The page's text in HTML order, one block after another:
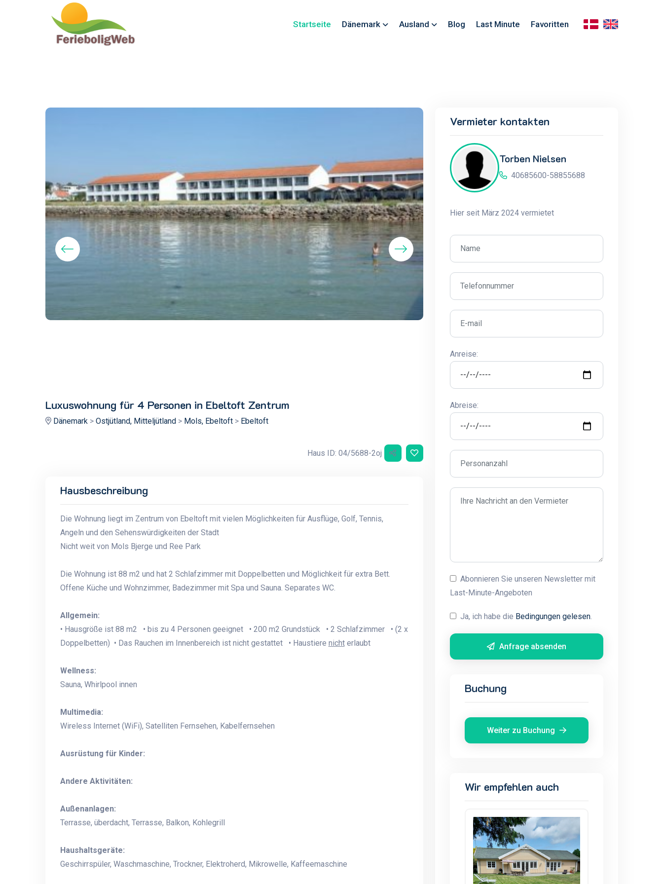
Startseite Dänemark Ausland Blog Last Minute Favoritten
Luxuswohnung für 4 Personen in Ebeltoft Zentrum
Dänemark > Ostjütland, Mitteljütland> Mols, Ebeltoft> Ebeltoft
Haus ID: 04/5688-2oj
Hausbeschreibung
Die Wohnung liegt im Zentrum von Ebeltoft mit vielen Möglichkeiten für Ausflüge, Golf, Tennis,
Angeln und den Sehenswürdigkeiten der Stadt
Nicht weit von Mols Bjerge und Ree Park
Die Wohnung ist 88 m2 und hat 2 Schlafzimmer mit Doppelbetten und Möglichkeit für extra Bett.
Offene Küche und Wohnzimmer, Badezimmer mit Spa und Sauna. Separates WC.
Allgemein:
• Hausgröße ist 88 m2 • bis zu 4 Personen geeignet • 200 m2 Grundstück • 2 Schlafzimmer • (2 x
Doppelbetten) • Das Rauchen im Innenbereich ist nicht gestattet • Haustiere nichterlaubt
Wellness:
Sauna, Whirlpool innen
Multimedia:
Wireless Internet (WiFi), Satelliten Fernsehen, Kabelfernsehen
Ausrüstung für Kinder:
Andere Aktivitäten:
Außenanlagen:
Terrasse, überdacht, Terrasse, Balkon, Kohlegrill
Haushaltsgeräte:
Geschirrspüler, Waschmaschine, Trockner, Elektroherd, Mikrowelle, Kaffeemaschine
Vermieter kontakten
Torben Nielsen
40685600-58855688
Hier seit März 2024 vermietet
Anreise:
Abreise:
Abonnieren Sie unseren Newsletter mit
Last-Minute-Angeboten
Ja, ich habe die Bedingungen gelesen.
Anfrage absenden
Buchung
Weiter zu Buchung
Wir empfehlen auch